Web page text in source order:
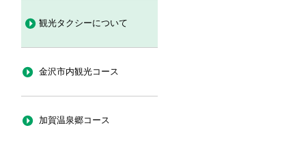
観光タクシーについて
金沢市内観光コース
加賀温泉郷コース